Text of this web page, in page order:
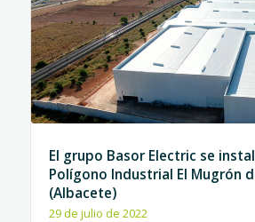
El grupo Basor Electric se
Polígono Industrial El Mugrón
(Albacete)
29 de julio de 2022